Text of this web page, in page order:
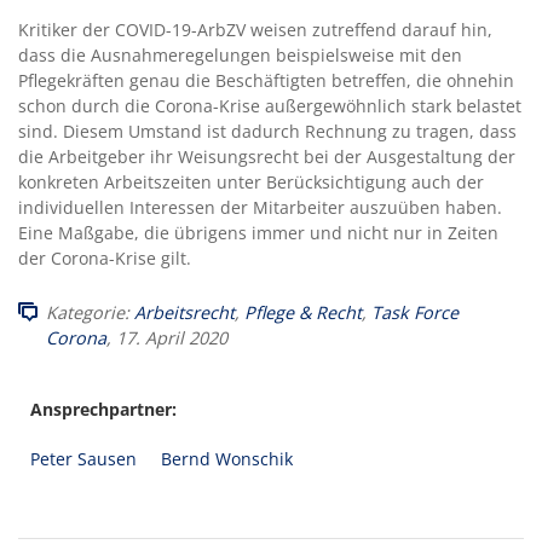
Kritiker der COVID-19-ArbZV weisen zutreffend darauf hin,
dass die Ausnahmeregelungen beispielsweise mit den
Pflegekräften genau die Beschäftigten betreffen, die ohnehin
schon durch die Corona-Krise außergewöhnlich stark belastet
sind. Diesem Umstand ist dadurch Rechnung zu tragen, dass
die Arbeitgeber ihr Weisungsrecht bei der Ausgestaltung der
konkreten Arbeitszeiten unter Berücksichtigung auch der
individuellen Interessen der Mitarbeiter auszuüben haben.
Eine Maßgabe, die übrigens immer und nicht nur in Zeiten
der Corona-Krise gilt.
Kategorie:Arbeitsrecht, Pflege & Recht, Task Force
Corona, 17. April 2020
Ansprechpartner:
Peter Sausen Bernd Wonschik